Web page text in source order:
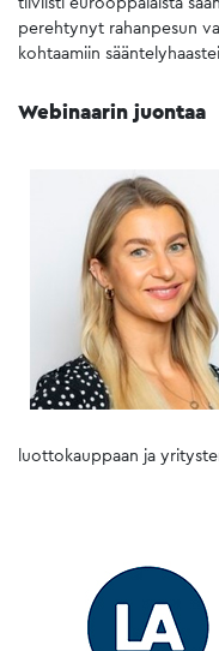
perehtynyt rahanpesun
kohtaamiin
Webinaarin juontaa
luottokauppaan ja